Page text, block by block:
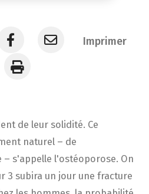
Imprimer
de leur solidité. Ce
naturel – de
– s'appelle l'ostéoporose. On
3 subira un jour une fracture